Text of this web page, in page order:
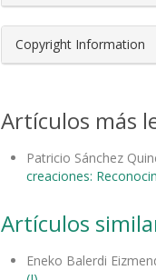
Copyright Information
Artículos más
Patricio Sánchez
creaciones:
Artículos
Eneko Balerdi